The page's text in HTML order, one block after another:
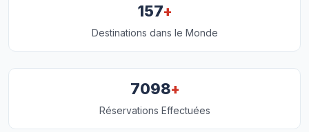
157+
Destinations dans le Monde
7098+
Réservations Effectuées